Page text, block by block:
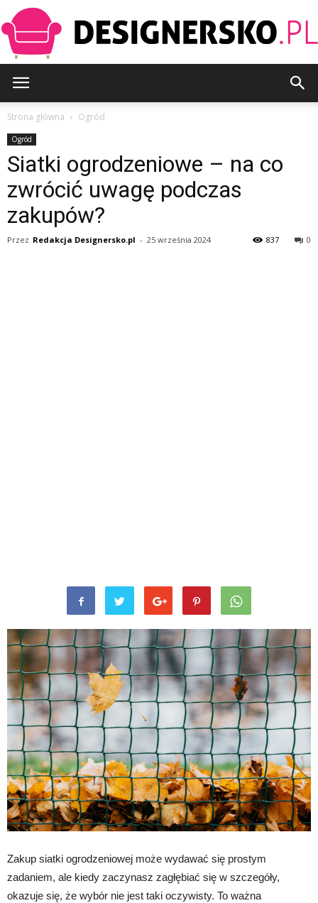
Strona główna Ogród
Ogród
Siatki ogrodzeniowe – na co
zwrócić uwagę podczas
zakupów?
Przez Redakcja Designersko.pl - 25 września 2024 0
837
Zakup siatki ogrodzeniowej może wydawać się prostym
zadaniem, ale kiedy zaczynasz zagłębiać się w szczegóły,
okazuje się, że wybór nie jest taki oczywisty. To ważna